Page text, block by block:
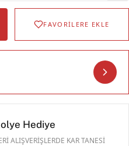
FAVORİLERE EKLE
Hediye
ALIŞVERİŞLERDE KAR TANESİ